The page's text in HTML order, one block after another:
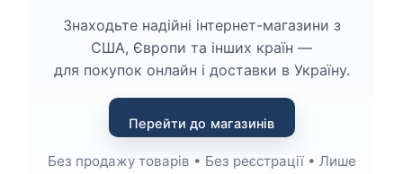
Знаходьте надійні інтернет-магазини з
США, Європи та інших країн —
для покупок онлайн і доставки в Україну.
Перейти до магазинів
Без продажу товарів • Без реєстрації • Лише